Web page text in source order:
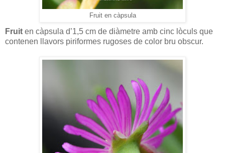
Fruit en càpsula
Fruit en càpsula d’1,5 cm de diàmetre amb cinc lòculs que
contenen llavors piriformes rugoses de color bru obscur.